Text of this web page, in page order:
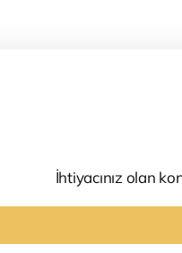
İhtiyacınız olan